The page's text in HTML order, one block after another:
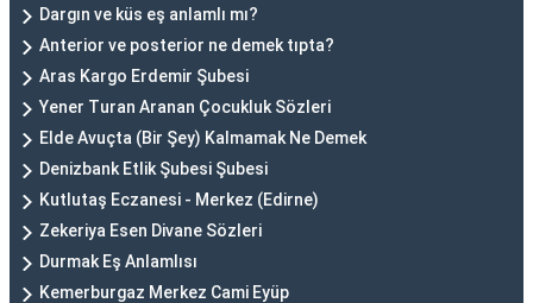
Dargın ve küs eş anlamlı mı?
Anterior ve posterior ne demek tıpta?
Aras Kargo Erdemir Şubesi
Yener Turan Aranan Çocukluk Sözleri
Elde Avuçta (Bir Şey) Kalmamak Ne Demek
Denizbank Etlik Şubesi Şubesi
Kutlutaş Eczanesi - Merkez (Edirne)
Zekeriya Esen Divane Sözleri
Durmak Eş Anlamlısı
Kemerburgaz Merkez Cami Eyüp